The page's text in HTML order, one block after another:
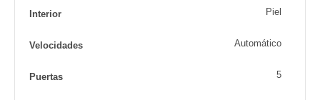
Interior Piel
Velocidades Automático
Puertas 5